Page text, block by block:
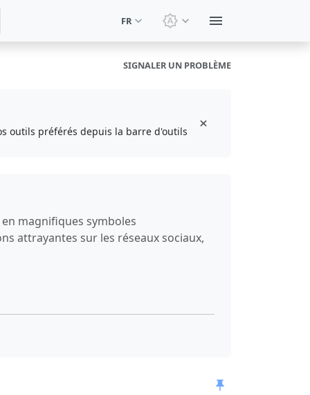
FR Changer le thème:
SIGNALER UN PROBLÈME
outils préférés depuis la barre d'outils
magnifiques symboles
attrayantes sur les réseaux sociaux,